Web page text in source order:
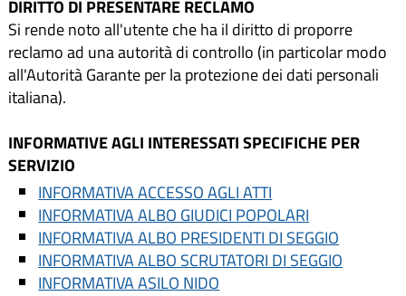
DIRITTO DI PRESENTARE RECLAMO
Si rende noto all'utente che ha il diritto di proporre
reclamo ad una autorità di controllo (in particolar modo
all'Autorità Garante per la protezione dei dati personali
italiana).
INFORMATIVE AGLI INTERESSATI SPECIFICHE PER
SERVIZIO
INFORMATIVA ACCESSO AGLI ATTI
INFORMATIVA ALBO GIUDICI POPOLARI
INFORMATIVA ALBO PRESIDENTI DI SEGGIO
INFORMATIVA ALBO SCRUTATORI DI SEGGIO
INFORMATIVA ASILO NIDO